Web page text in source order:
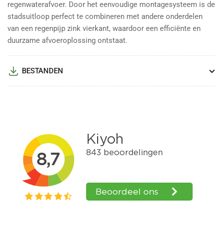
regenwaterafvoer. Door het eenvoudige montagesysteem is de
stadsuitloop perfect te combineren met andere onderdelen
van een regenpijp zink vierkant, waardoor een efficiënte en
duurzame afvoeroplossing ontstaat.
BESTANDEN